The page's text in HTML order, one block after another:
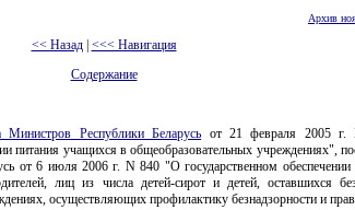
Архив
<< Назад| <<< Навигация
Содержание
Министров Республики Беларусь от 21 февраля 2005
питания учащихся в общеобразовательных учреждениях",
от 6 июля 2006 г. N 840 "О государственном обеспечении
лиц из числа детей-сирот и детей, оставшихся
осуществляющих профилактику безнадзорности и